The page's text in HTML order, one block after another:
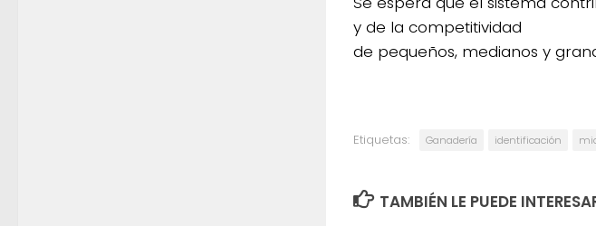
y de la competitividad
de pequeños, medianos y
Etiquetas: Ganadería identificación
TAMBIÉN LE PUEDE